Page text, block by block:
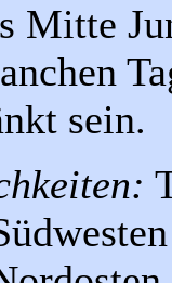
Mitte
sein.